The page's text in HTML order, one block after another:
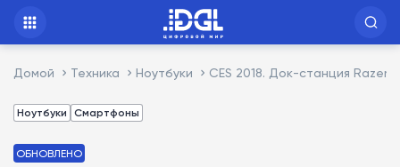
Домой Техника Ноутбуки CES 2018. Док-станция Razer
Ноутбуки Смартфоны
ОБНОВЛЕНО